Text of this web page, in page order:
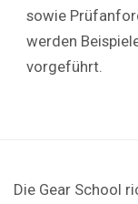
sowie
werden
vorgeführt.
Die Gear School